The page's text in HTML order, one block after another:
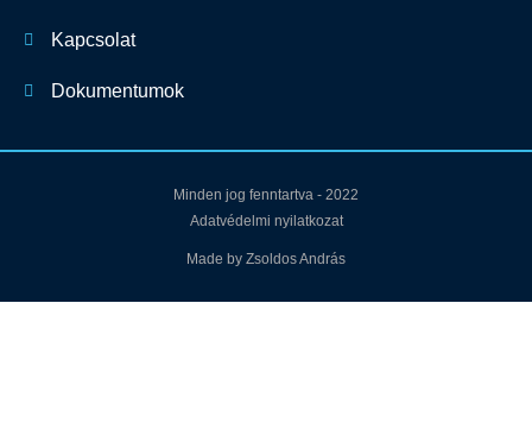
Kapcsolat
Dokumentumok
Minden jog fenntartva - 2022
Adatvédelmi nyilatkozat
Made by Zsoldos András